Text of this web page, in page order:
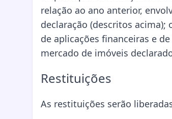
relação ao ano anterior,
declaração (descritos
de aplicações financeiras e
mercado de imóveis
Restituições
As restituições serão